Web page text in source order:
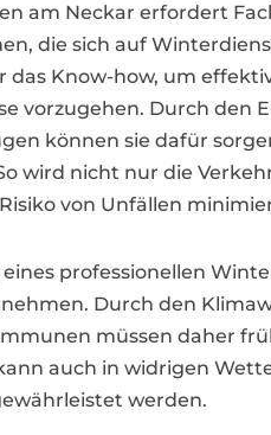
am Neckar erfordert
die sich auf
das Know-how, um
vorzugehen. Durch den
können sie dafür
wird nicht nur die
von Unfällen
professionellen
Durch den
müssen daher
auch in widrigen
werden.